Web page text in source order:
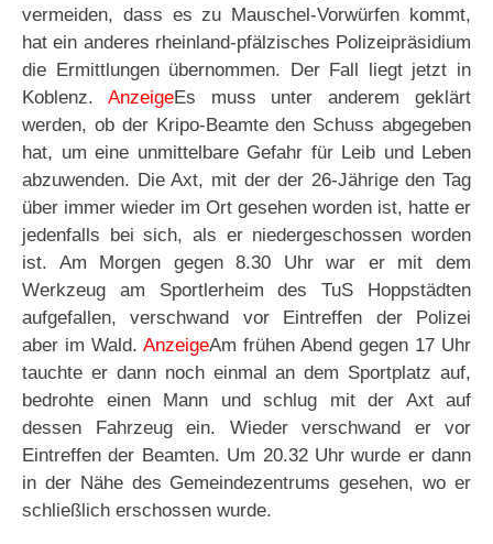
vermeiden, dass es zu Mauschel-Vorwürfen kommt,
hat ein anderes rheinland-pfälzisches Polizeipräsidium
die Ermittlungen übernommen. Der Fall liegt jetzt in
Koblenz. AnzeigeEs muss unter anderem geklärt
werden, ob der Kripo-Beamte den Schuss abgegeben
hat, um eine unmittelbare Gefahr für Leib und Leben
abzuwenden. Die Axt, mit der der 26-Jährige den Tag
über immer wieder im Ort gesehen worden ist, hatte er
jedenfalls bei sich, als er niedergeschossen worden
ist. Am Morgen gegen 8.30 Uhr war er mit dem
Werkzeug am Sportlerheim des TuS Hoppstädten
aufgefallen, verschwand vor Eintreffen der Polizei
aber im Wald. AnzeigeAm frühen Abend gegen 17 Uhr
tauchte er dann noch einmal an dem Sportplatz auf,
bedrohte einen Mann und schlug mit der Axt auf
dessen Fahrzeug ein. Wieder verschwand er vor
Eintreffen der Beamten. Um 20.32 Uhr wurde er dann
in der Nähe des Gemeindezentrums gesehen, wo er
schließlich erschossen wurde.